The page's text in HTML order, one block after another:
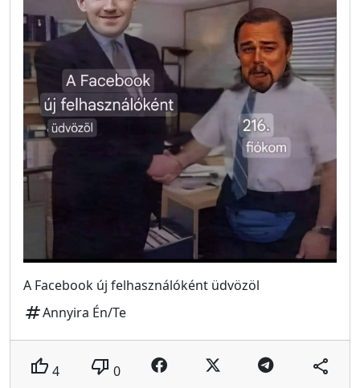
A Facebook új felhasználóként üdvözöl
tagAnnyira Én/Te
thumb_up 4 thumb_down 0 share